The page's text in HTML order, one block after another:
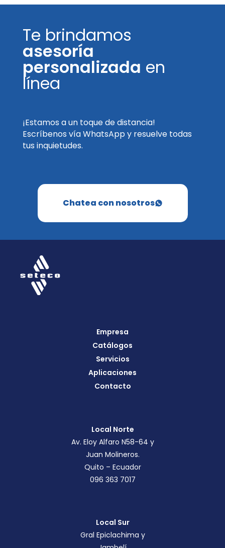
Te brindamos
asesoría
personalizada en
línea
¡Estamos a un toque de distancia!
Escríbenos vía WhatsApp y resuelve todas
tus inquietudes.
Chatea con nosotros
Empresa
Catálogos
Servicios
Aplicaciones
Contacto
Local Norte
Av. Eloy Alfaro N58-64 y
Juan Molineros.
Quito – Ecuador
096 363 7017
Local Sur
Gral Epiclachima y